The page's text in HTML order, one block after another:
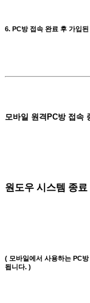
6. PC방 접속 완료 후 가입
모바일 원격PC방 접속
원도우 시스템 종료
( 모바일에서 사용하는 PC
됩니다. )